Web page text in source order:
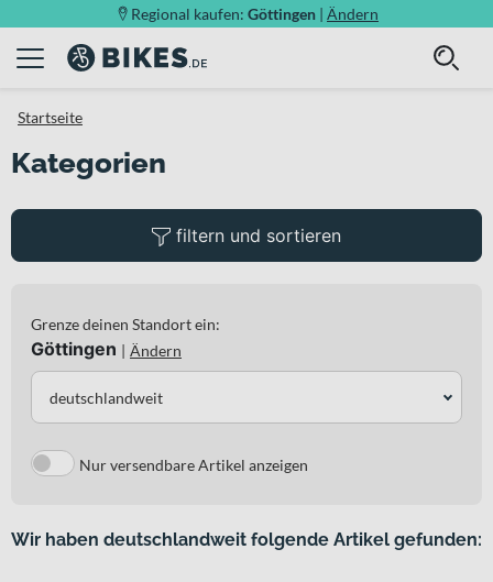
Regional kaufen: Göttingen | Ändern
Startseite
Kategorien
filtern und sortieren
Grenze deinen Standort ein:
Göttingen | Ändern
deutschlandweit
Nur versendbare Artikel anzeigen
Wir haben deutschlandweit folgende Artikel gefunden: